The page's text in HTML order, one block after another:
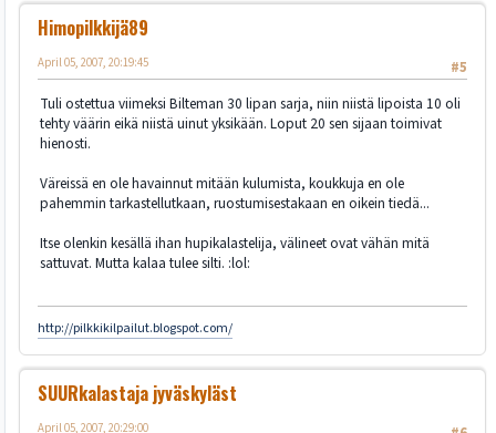
Himopilkkijä89
#5
April 05, 2007, 20:19:45
Tuli ostettua viimeksi Bilteman 30 lipan sarja, niin niistä lipoista 10 oli
tehty väärin eikä niistä uinut yksikään. Loput 20 sen sijaan toimivat
hienosti.
Väreissä en ole havainnut mitään kulumista, koukkuja en ole
pahemmin tarkastellutkaan, ruostumisestakaan en oikein tiedä...
Itse olenkin kesällä ihan hupikalastelija, välineet ovat vähän mitä
sattuvat. Mutta kalaa tulee silti. :lol:
http://pilkkikilpailut.blogspot.com/
SUURkalastaja jyväskyläst
April 05, 2007, 20:29:00